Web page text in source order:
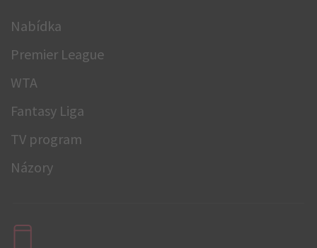
Nabídka
Premier League
WTA
Fantasy Liga
TV program
Názory